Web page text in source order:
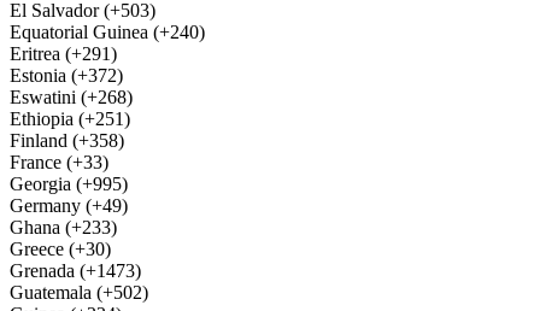
El Salvador (+503)
Equatorial Guinea (+240)
Eritrea (+291)
Estonia (+372)
Eswatini (+268)
Ethiopia (+251)
Finland (+358)
France (+33)
Georgia (+995)
Germany (+49)
Ghana (+233)
Greece (+30)
Grenada (+1473)
Guatemala (+502)